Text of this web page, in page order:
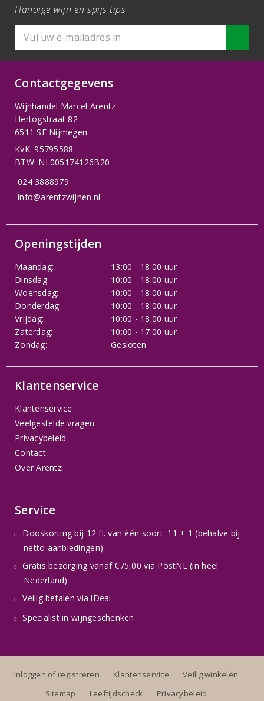
Handige wijn en spijs tips
Contactgegevens
Wijnhandel Marcel Arentz
Hertogstraat 82
6511 SE Nijmegen
KvK: 95795588
BTW: NL005174126B20
024 3888979
info@arentzwijnen.nl
Openingstijden
Maandag:
13:00 - 18:00 uur
Dinsdag:
10:00 - 18:00 uur
Woensdag:
10:00 - 18:00 uur
Donderdag:
10:00 - 18:00 uur
Vrijdag:
10:00 - 18:00 uur
Zaterdag:
10:00 - 17:00 uur
Zondag:
Gesloten
Klantenservice
Klantenservice
Veelgestelde vragen
Privacybeleid
Contact
Over Arentz
Service
Dooskorting bij 12 fl. van één soort: 11 + 1 (behalve bij
netto aanbiedingen)
Gratis bezorging vanaf €75,00 via PostNL (in heel
Nederland)
Veilig betalen via iDeal
Specialist in wijngeschenken
Inloggen of registreren Klantenservice
Veilig winkelen
Sitemap
Leeftijdscheck Privacybeleid